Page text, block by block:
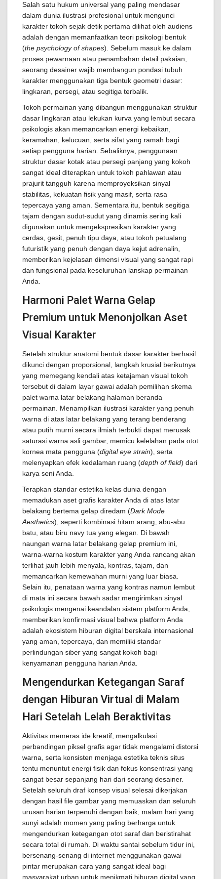
Salah satu hukum universal yang paling mendasar
dalam dunia ilustrasi profesional untuk mengunci
karakter tokoh sejak detik pertama dilihat oleh audiens
adalah dengan memanfaatkan teori psikologi bentuk
(the psychology of shapes). Sebelum masuk ke dalam
proses pewarnaan atau penambahan detail pakaian,
seorang desainer wajib membangun pondasi tubuh
karakter menggunakan tiga bentuk geometri dasar:
lingkaran, persegi, atau segitiga terbalik.
Tokoh permainan yang dibangun menggunakan struktur
dasar lingkaran atau lekukan kurva yang lembut secara
psikologis akan memancarkan energi kebaikan,
keramahan, kelucuan, serta sifat yang ramah bagi
setiap pengguna harian. Sebaliknya, penggunaan
struktur dasar kotak atau persegi panjang yang kokoh
sangat ideal diterapkan untuk tokoh pahlawan atau
prajurit tangguh karena memproyeksikan sinyal
stabilitas, kekuatan fisik yang masif, serta rasa
tepercaya yang aman. Sementara itu, bentuk segitiga
tajam dengan sudut-sudut yang dinamis sering kali
digunakan untuk mengekspresikan karakter yang
cerdas, gesit, penuh tipu daya, atau tokoh petualang
futuristik yang penuh dengan daya kejut adrenalin,
memberikan kejelasan dimensi visual yang sangat rapi
dan fungsional pada keseluruhan lanskap permainan
Anda.
Harmoni Palet Warna Gelap
Premium untuk Menonjolkan Aset
Visual Karakter
Setelah struktur anatomi bentuk dasar karakter berhasil
dikunci dengan proporsional, langkah krusial berikutnya
yang memegang kendali atas ketajaman visual tokoh
tersebut di dalam layar gawai adalah pemilihan skema
palet warna latar belakang halaman beranda
permainan. Menampilkan ilustrasi karakter yang penuh
warna di atas latar belakang yang terang benderang
atau putih murni secara ilmiah terbukti dapat merusak
saturasi warna asli gambar, memicu kelelahan pada otot
kornea mata pengguna (digital eye strain), serta
melenyapkan efek kedalaman ruang (depth of field) dari
karya seni Anda.
Terapkan standar estetika kelas dunia dengan
memadukan aset grafis karakter Anda di atas latar
belakang bertema gelap diredam (Dark Mode
Aesthetics), seperti kombinasi hitam arang, abu-abu
batu, atau biru navy tua yang elegan. Di bawah
naungan warna latar belakang gelap premium ini,
warna-warna kostum karakter yang Anda rancang akan
terlihat jauh lebih menyala, kontras, tajam, dan
memancarkan kemewahan murni yang luar biasa.
Selain itu, penataan warna yang kontras namun lembut
di mata ini secara bawah sadar mengirimkan sinyal
psikologis mengenai keandalan sistem platform Anda,
memberikan konfirmasi visual bahwa platform Anda
adalah ekosistem hiburan digital berskala internasional
yang aman, tepercaya, dan memiliki standar
perlindungan siber yang sangat kokoh bagi
kenyamanan pengguna harian Anda.
Mengendurkan Ketegangan Saraf
dengan Hiburan Virtual di Malam
Hari Setelah Lelah Beraktivitas
Aktivitas memeras ide kreatif, mengalkulasi
perbandingan piksel grafis agar tidak mengalami distorsi
warna, serta konsisten menjaga estetika teknis situs
tentu menuntut energi fisik dan fokus konsentrasi yang
sangat besar sepanjang hari dari seorang desainer.
Setelah seluruh draf konsep visual selesai dikerjakan
dengan hasil file gambar yang memuaskan dan seluruh
urusan harian terpenuhi dengan baik, malam hari yang
sunyi adalah momen yang paling berharga untuk
mengendurkan ketegangan otot saraf dan beristirahat
secara total di rumah. Di waktu santai sebelum tidur ini,
bersenang-senang di internet menggunakan gawai
pintar merupakan cara yang sangat ideal bagi
masyarakat urban untuk menikmati hiburan digital yang